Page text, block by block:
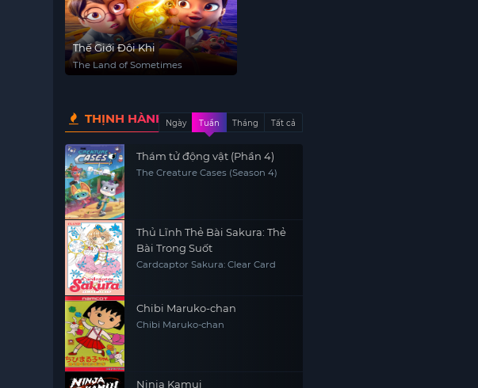
Thế Giới Đôi Khi
The Land of Sometimes
THỊNH HÀNHNgày Tuần Tháng Tất cả
Thám tử động vật (Phần 4)
The Creature Cases (Season 4)
Thủ Lĩnh Thẻ Bài Sakura: Thẻ
Bài Trong Suốt
Cardcaptor Sakura: Clear Card
Chibi Maruko-chan
Chibi Maruko-chan
Ninja Kamui